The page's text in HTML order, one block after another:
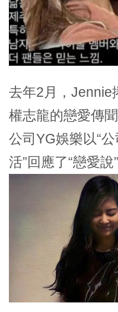
去年2月，Jennie
權志龍的戀愛傳
公司YG娛樂以“
活”回應了“戀愛說”